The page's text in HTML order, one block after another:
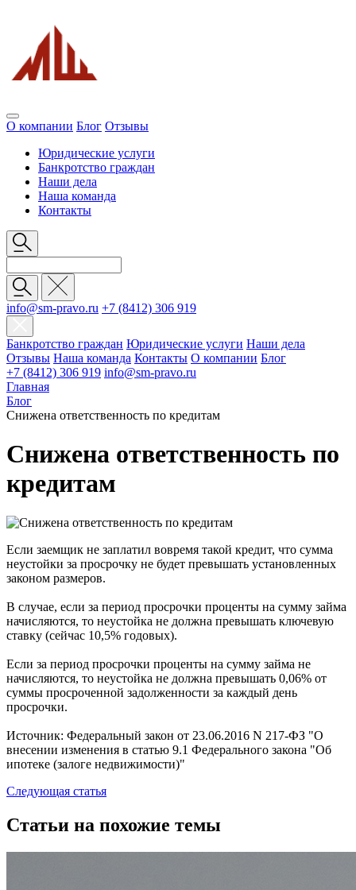
О компании Блог Отзывы
Юридические услуги
Банкротство граждан
Наши дела
Наша команда
Контакты
info@sm-pravo.ru +7 (8412) 306 919
Банкротство граждан Юридические услуги Наши дела
Отзывы Наша команда Контакты О компании Блог
+7 (8412) 306 919 info@sm-pravo.ru
Главная
Блог
Снижена ответственность по кредитам
Снижена ответственность по
кредитам
Если заемщик не заплатил вовремя такой кредит, что сумма
неустойки за просрочку не будет превышать установленных
законом размеров.
В случае, если за период просрочки проценты на сумму займа
начисляются, то неустойка не должна превышать ключевую
ставку (сейчас 10,5% годовых).
Если за период просрочки проценты на сумму займа не
начисляются, то неустойка не должна превышать 0,06% от
суммы просроченной задолженности за каждый день
просрочки.
Источник: Федеральный закон от 23.06.2016 N 217-ФЗ "О
внесении изменения в статью 9.1 Федерального закона "Об
ипотеке (залоге недвижимости)"
Следующая статья
Статьи на похожие темы